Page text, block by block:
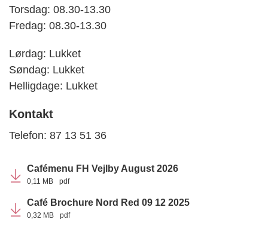
Torsdag: 08.30-13.30
Fredag: 08.30-13.30
Lørdag: Lukket
Søndag: Lukket
Helligdage: Lukket
Kontakt
Telefon: 87 13 51 36
Cafémenu FH Vejlby August 2026
0,11 MB pdf
Café Brochure Nord Red 09 12 2025
0,32 MB pdf